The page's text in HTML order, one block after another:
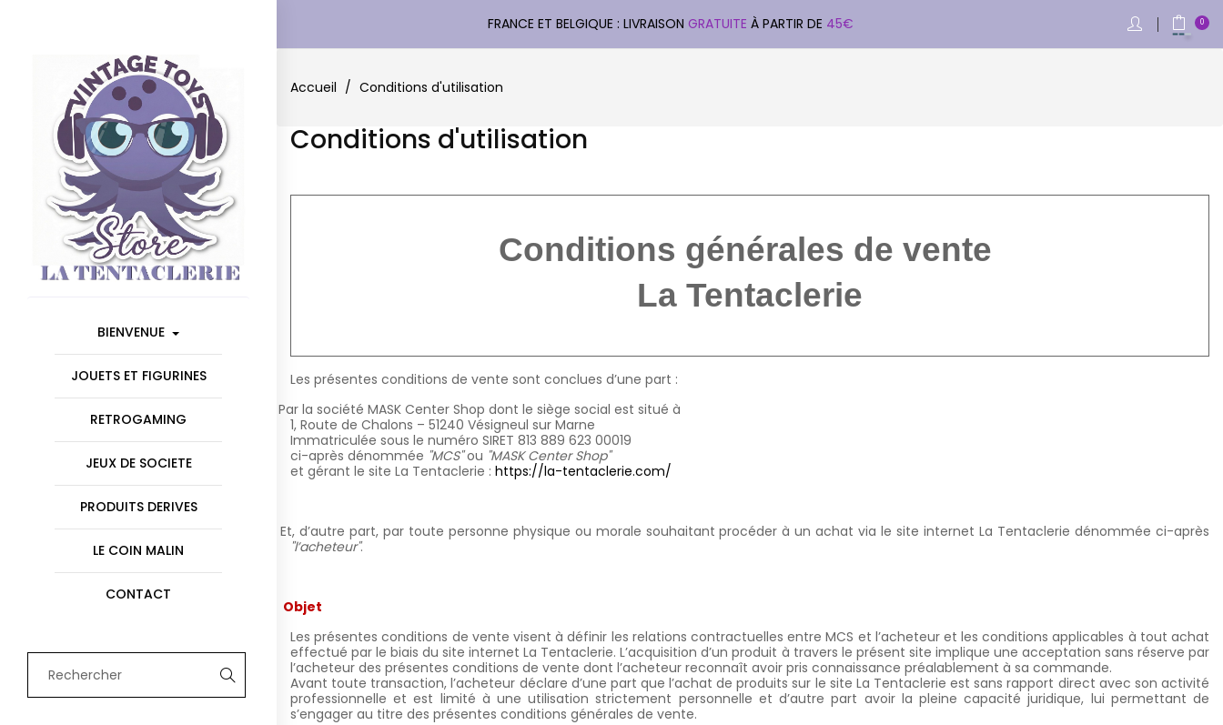
FRANCE ET BELGIQUE : LIVRAISONGRATUITE À PARTIR DE 45€ 0
BIENVENUE
JOUETS ET FIGURINES
RETROGAMING
JEUX DE SOCIETE
PRODUITS DERIVES
LE COIN MALIN
CONTACT
Accueil Conditions d'utilisation
Conditions d'utilisation
Conditions générales de vente
La Tentaclerie
Les présentes conditions de vente sont conclues d’une part :
Par la société MASK Center Shop dont le siège social est situé à
1, Route de Chalons – 51240 Vésigneul sur Marne
Immatriculée sous le numéro SIRET 813 889 623 00019
ci-après dénommée "MCS"ou "MASK Center Shop"
et gérant le site La Tentaclerie : https://la-tentaclerie.com/
Et, d’autre part, par toute personne physique ou morale souhaitant procéder à un achat via le site internet La Tentaclerie dénommée ci-après
"l’acheteur".
Objet
Les présentes conditions de vente visent à définir les relations contractuelles entre MCS et l’acheteur et les conditions applicables à tout achat
effectué par le biais du site internet La Tentaclerie. L’acquisition d’un produit à travers le présent site implique une acceptation sans réserve par
l’acheteur des présentes conditions de vente dont l’acheteur reconnaît avoir pris connaissance préalablement à sa commande.
Avant toute transaction, l’acheteur déclare d’une part que l’achat de produits sur le site La Tentaclerie est sans rapport direct avec son activité
professionnelle et est limité à une utilisation strictement personnelle et d’autre part avoir la pleine capacité juridique, lui permettant de
s’engager au titre des présentes conditions générales de vente.